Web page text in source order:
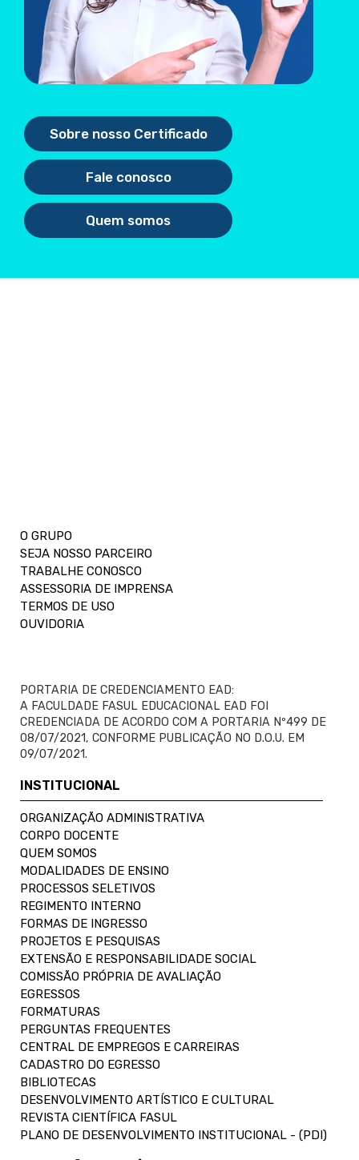
Sobre nosso Certificado
Fale conosco
Quem somos
O GRUPO
SEJA NOSSO PARCEIRO
TRABALHE CONOSCO
ASSESSORIA DE IMPRENSA
TERMOS DE USO
OUVIDORIA
PORTARIA DE CREDENCIAMENTO EAD:
A FACULDADE FASUL EDUCACIONAL EAD FOI
CREDENCIADA DE ACORDO COM A PORTARIA Nº499 DE
08/07/2021, CONFORME PUBLICAÇÃO NO D.O.U. EM
09/07/2021.
INSTITUCIONAL
ORGANIZAÇÃO ADMINISTRATIVA
CORPO DOCENTE
QUEM SOMOS
MODALIDADES DE ENSINO
PROCESSOS SELETIVOS
REGIMENTO INTERNO
FORMAS DE INGRESSO
PROJETOS E PESQUISAS
EXTENSÃO E RESPONSABILIDADE SOCIAL
COMISSÃO PRÓPRIA DE AVALIAÇÃO
EGRESSOS
FORMATURAS
PERGUNTAS FREQUENTES
CENTRAL DE EMPREGOS E CARREIRAS
CADASTRO DO EGRESSO
BIBLIOTECAS
DESENVOLVIMENTO ARTÍSTICO E CULTURAL
REVISTA CIENTÍFICA FASUL
PLANO DE DESENVOLVIMENTO INSTITUCIONAL - (PDI)